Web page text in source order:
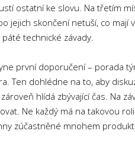
ostatní ke slovu. Na třetím
jejich skončení netuší, co mají
technické závady.
první doporučení – porada
Ten dohlédne na to, aby
hlídá zbývající čas. Na
Ne každý má na takovou
zúčastněné mnohem